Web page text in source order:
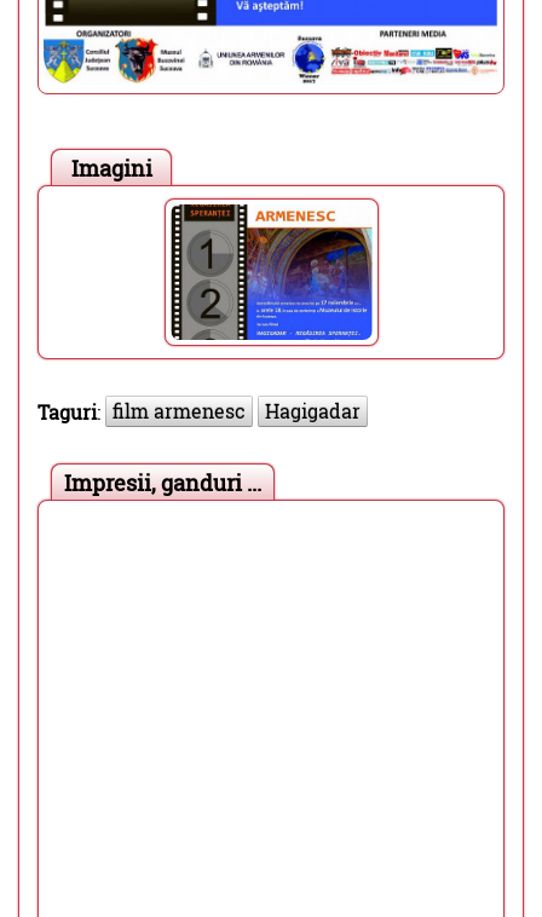
Imagini
Taguri: film armenesc Hagigadar
Impresii, ganduri ...